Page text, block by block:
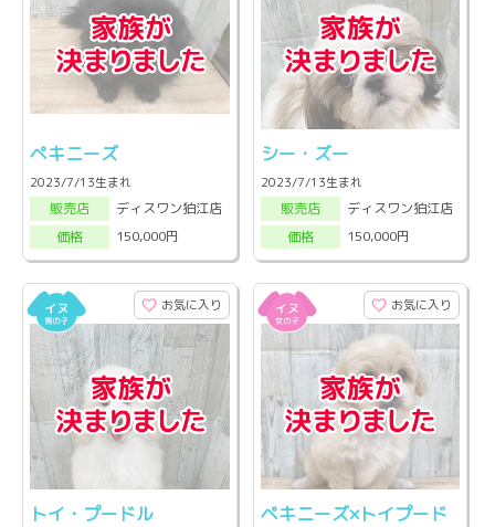
ペキニーズ
2023/7/13生まれ
販売店
ディスワン狛江店
価格
150,000円
シー・ズー
2023/7/13生まれ
販売店
ディスワン狛江店
価格
150,000円
お気に入り
トイ・プードル
お気に入り
ペキニーズ×トイプード